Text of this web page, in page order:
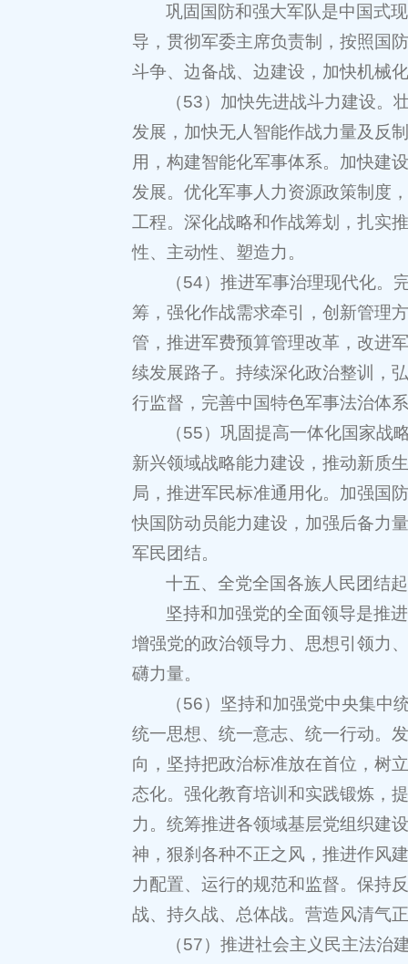
巩固国防和强大军队是中国式
导，贯彻军委主席负责制，按照国
斗争、边备战、边建设，加快机械
（53）加快先进战斗力建设
发展，加快无人智能作战力量及反
用，构建智能化军事体系。加快建
发展。优化军事人力资源政策制度
工程。深化战略和作战筹划，扎实
性、主动性、塑造力。
（54）推进军事治理现代化
筹，强化作战需求牵引，创新管理
管，推进军费预算管理改革，改进
续发展路子。持续深化政治整训，
行监督，完善中国特色军事法治体
（55）巩固提高一体化国家
新兴领域战略能力建设，推动新质
局，推进军民标准通用化。加强国
快国防动员能力建设，加强后备力
军民团结。
十五、全党全国各族人民团结
坚持和加强党的全面领导是推
增强党的政治领导力、思想引领力
礴力量。
（56）坚持和加强党中央集
统一思想、统一意志、统一行动。
向，坚持把政治标准放在首位，树
态化。强化教育培训和实践锻炼，
力。统筹推进各领域基层党组织建
神，狠刹各种不正之风，推进作风
力配置、运行的规范和监督。保持
战、持久战、总体战。营造风清气
（57）推进社会主义民主法